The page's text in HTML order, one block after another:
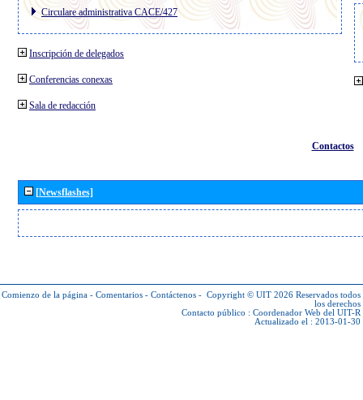
Circulare administrativa CACE/427
Inscripción de delegados
Conferencias conexas
Sala de redacción
Contactos
[Newsflashes]
Comienzo de la página - Comentarios - Contáctenos - Copyright © UIT 2026 Reservados todos
los derechos
Contacto público : Coordenador Web del UIT-R
Actualizado el : 2013-01-30